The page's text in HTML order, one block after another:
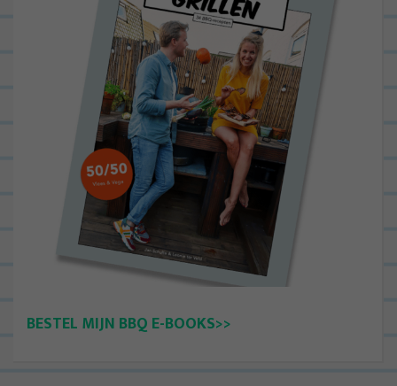
BESTEL MIJN BBQ E-BOOKS>>